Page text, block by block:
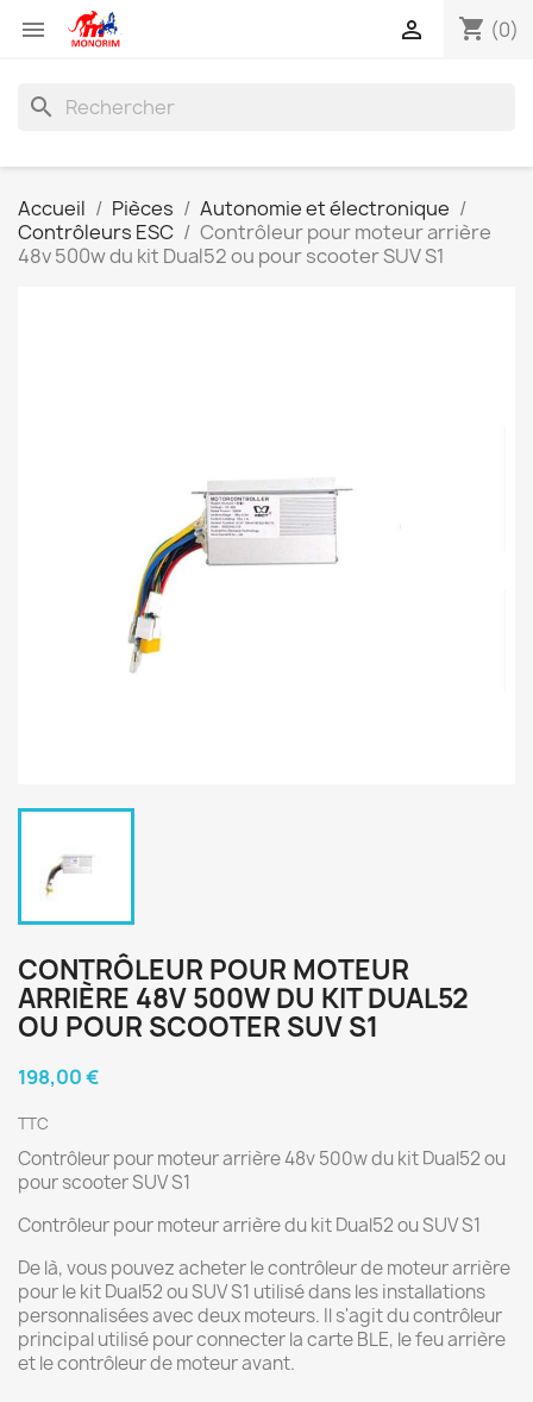
 shopping_cart (0)

search
Accueil Pièces
Autonomie et électronique
Contrôleurs ESC
Contrôleur pour moteur arrière
48v 500w du kit Dual52 ou pour scooter SUV S1
CONTRÔLEUR POUR MOTEUR
ARRIÈRE 48V 500W DU KIT DUAL52
OU POUR SCOOTER SUV S1
198,00 €
TTC
Contrôleur pour moteur arrière 48v 500w du kit Dual52 ou
pour scooter SUV S1
Contrôleur pour moteur arrière du kit Dual52 ou SUV S1
De là, vous pouvez acheter le contrôleur de moteur arrière
pour le kit Dual52 ou SUV S1 utilisé dans les installations
personnalisées avec deux moteurs. Il s'agit du contrôleur
principal utilisé pour connecter la carte BLE, le feu arrière
et le contrôleur de moteur avant.